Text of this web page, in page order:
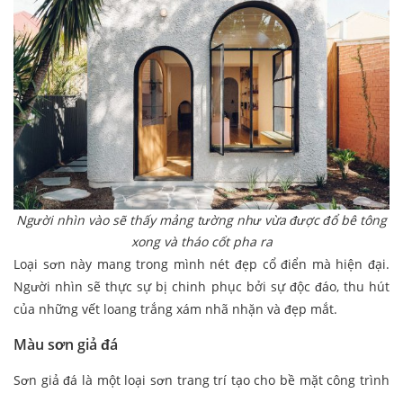
Người nhìn vào sẽ thấy mảng tường như vừa được đổ bê tông
xong và tháo cốt pha ra
Loại sơn này mang trong mình nét đẹp cổ điển mà hiện đại.
Người nhìn sẽ thực sự bị chinh phục bởi sự độc đáo, thu hút
của những vết loang trắng xám nhã nhặn và đẹp mắt.
Màu sơn giả đá
Sơn giả đá là một loại sơn trang trí tạo cho bề mặt công trình